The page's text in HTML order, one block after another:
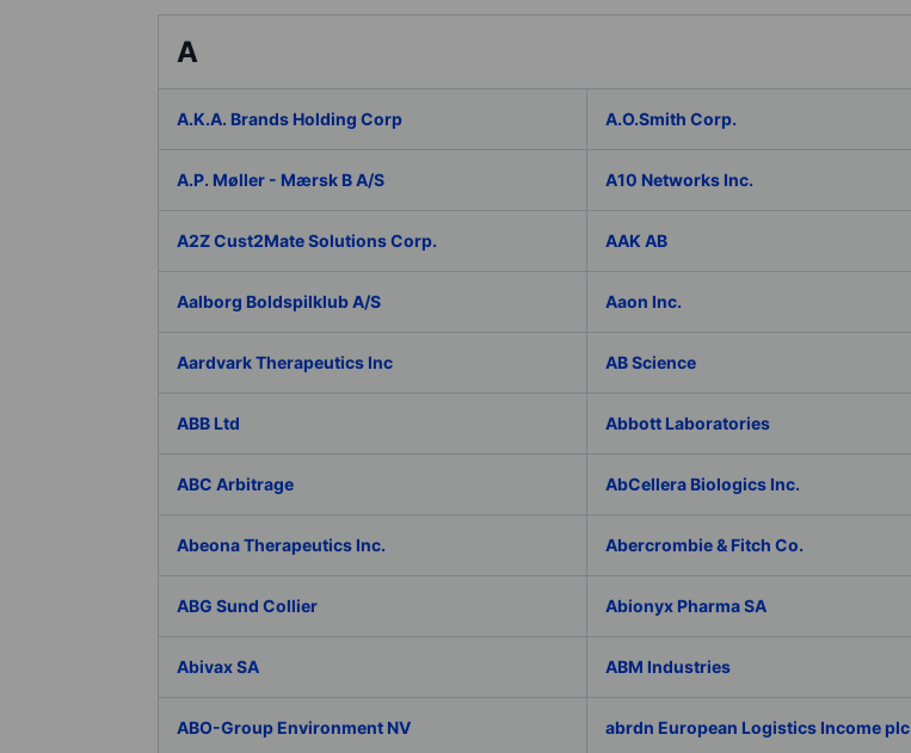
A
A.K.A. Brands Holding Corp A.O.Smith Corp.
A.P. Møller - Mærsk B A/S A10 Networks Inc.
A2Z Cust2Mate Solutions Corp. AAK AB
Aalborg Boldspilklub A/S Aaon Inc.
Aardvark Therapeutics Inc AB Science
ABB Ltd Abbott Laboratories
ABC Arbitrage AbCellera Biologics Inc.
Abeona Therapeutics Inc. Abercrombie & Fitch Co.
ABG Sund Collier Abionyx Pharma SA
Abivax SA ABM Industries
ABO-Group Environment NV abrdn European Logistics Income plc